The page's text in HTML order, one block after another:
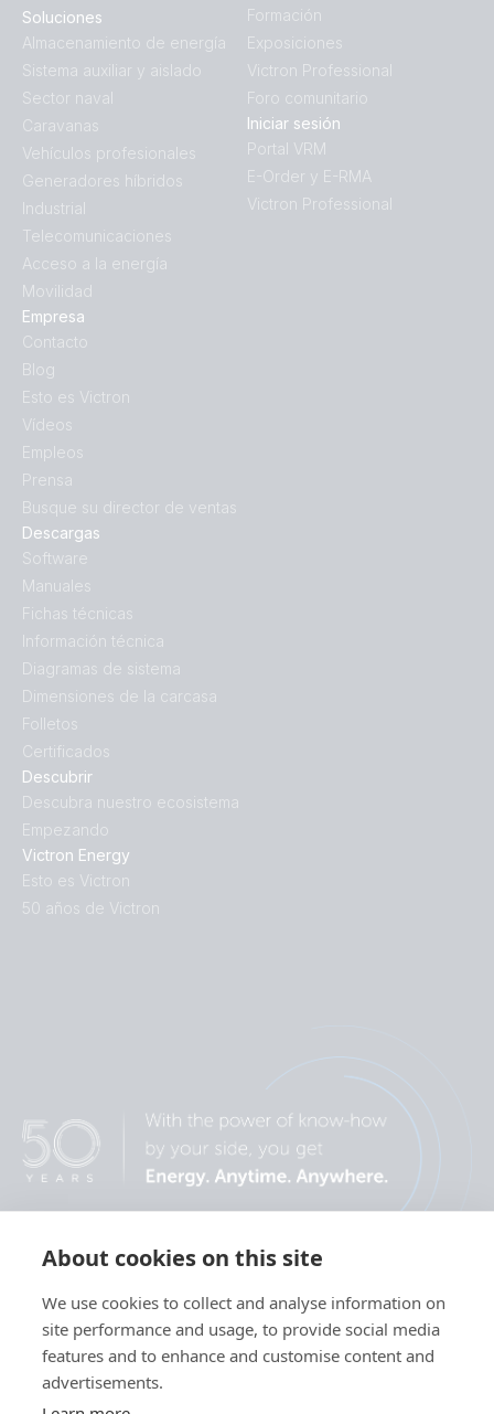
About cookies on this site
We use cookies to collect and analyse information on
site performance and usage, to provide social media
features and to enhance and customise content and
advertisements.
Descubrir
Descubra nuestro ecosistema
Empezando
Victron Energy
Esto es Victron
50 años de Victron
Descargas
Software
Manuales
Fichas técnicas
Información técnica
Diagramas de sistema
Dimensiones de la carcasa
Folletos
Certificados
Soluciones
Almacenamiento de energía
Sistema auxiliar y aislado
Sector naval
Caravanas
Vehículos profesionales
Generadores híbridos
Industrial
Telecomunicaciones
Acceso a la energía
Movilidad
Empresa
Contacto
Blog
Esto es Victron
Vídeos
Empleos
Prensa
Busque su director de ventas
Formación
Exposiciones
Victron Professional
Foro comunitario
Iniciar sesión
Portal VRM
E-Order y E-RMA
Victron Professional